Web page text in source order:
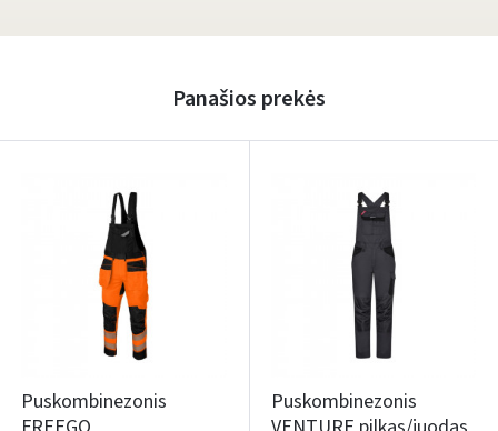
Panašios prekės
Puskombinezonis
Puskombinezonis